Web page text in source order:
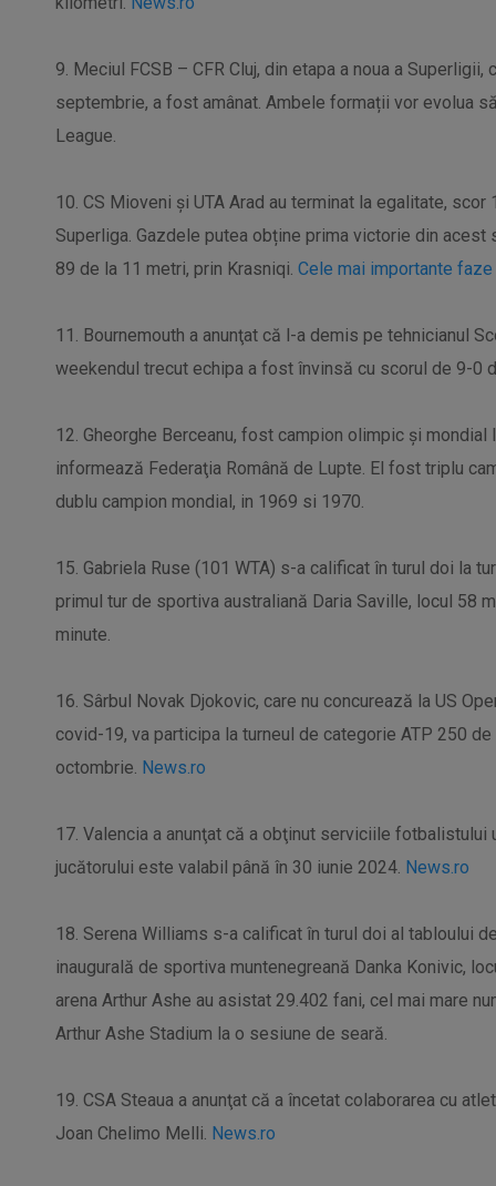
9. Meciul FCSB – CFR Cluj, din etapa a noua a
septembrie, a fost amânat. Ambele formații vor evolua
League.
10. CS Mioveni și UTA Arad au terminat la egalitate,
Superliga. Gazdele putea obține prima victorie din acest
89 de la 11 metri, prin Krasniqi. Cele mai importante
11. Bournemouth a anunţat că l-a demis pe tehnicianul
weekendul trecut echipa a fost învinsă cu scorul de 9-0
12. Gheorghe Berceanu, fost campion olimpic şi mondial
informează Federaţia Română de Lupte. El fost triplu
dublu campion mondial, in 1969 si 1970.
15. Gabriela Ruse (101 WTA) s-a calificat în turul doi la
primul tur de sportiva australiană Daria Saville, locul 58
minute.
16. Sârbul Novak Djokovic, care nu concurează la US
covid-19, va participa la turneul de categorie ATP 250
octombrie. News.ro
17. Valencia a anunţat că a obţinut serviciile fotbalistului
jucătorului este valabil până în 30 iunie 2024. News.ro
18. Serena Williams s-a calificat în turul doi al tabloului
inaugurală de sportiva muntenegreană Danka Konivic,
arena Arthur Ashe au asistat 29.402 fani, cel mai mare
Arthur Ashe Stadium la o sesiune de seară.
19. CSA Steaua a anunţat că a încetat colaborarea cu
Joan Chelimo Melli. News.ro